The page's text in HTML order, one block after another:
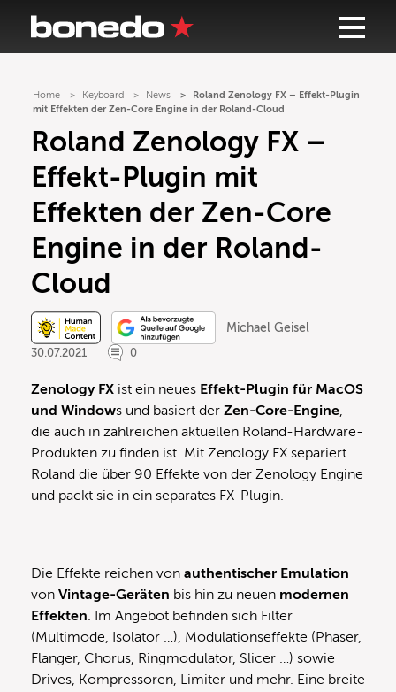
Home Keyboard News
Roland Zenology FX – Effekt-Plugin
mit Effekten der Zen-Core Engine in der Roland-Cloud
Roland Zenology FX –
Effekt-Plugin mit
Effekten der Zen-Core
Engine in der Roland-
Cloud
Michael Geisel
30.07.2021
0
Zenology FX ist ein neues Effekt-Plugin für MacOS
und Windows und basiert der Zen-Core-Engine,
die auch in zahlreichen aktuellen Roland-Hardware-
Produkten zu finden ist. Mit Zenology FX separiert
Roland die über 90 Effekte von der Zenology Engine
und packt sie in ein separates FX-Plugin.
Die Effekte reichen von authentischer Emulation
von Vintage-Geräten bis hin zu neuen modernen
Effekten. Im Angebot befinden sich Filter
(Multimode, Isolator …), Modulationseffekte (Phaser,
Flanger, Chorus, Ringmodulator, Slicer …) sowie
Drives, Kompressoren, Limiter und mehr. Eine breite